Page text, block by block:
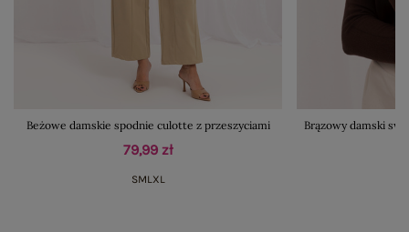
Beżowe damskie spodnie culotte z przeszyciami
79,99 zł
SMLXL
Brązowy damski